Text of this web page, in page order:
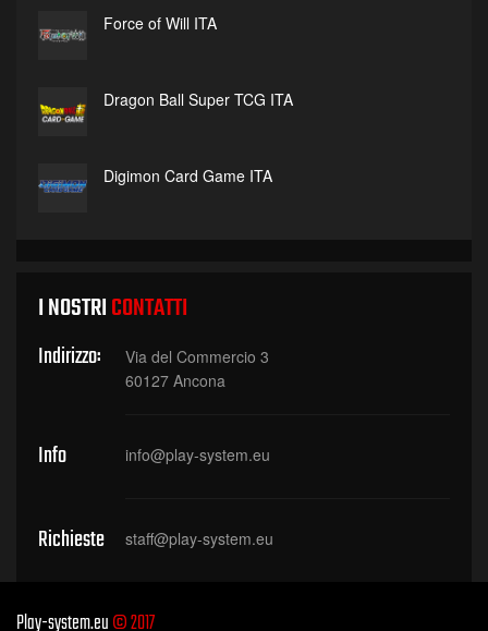
Force of Will ITA
Dragon Ball Super TCG ITA
Digimon Card Game ITA
I NOSTRICONTATTI
Indirizzo:
Via del Commercio 3
60127 Ancona
Info info@play-system.eu
Richieste staff@play-system.eu
Play-system.eu© 2017